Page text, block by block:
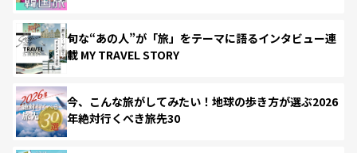
旬な“あの人”が「旅」をテーマに語るインタビュー連
載 MY TRAVEL STORY
今、こんな旅がしてみたい！地球の歩き方が選ぶ2026
年絶対行くべき旅先30